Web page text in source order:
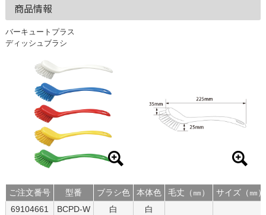
商品情報
バーキュートプラス
ディッシュブラシ
ご注文番号 型番 ブラシ色
本体色
69104661
BCPD-W 白
白
毛丈（㎜） サイズ（㎜）